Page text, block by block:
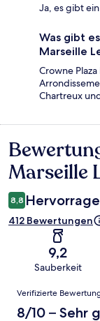
Ja, es gibt
Was gibt
Marseille
Crowne
Chartreux
Marseille
8,8
412 Bewertungen
9,2
Sauberkeit
Verifizierte
8/10 – Sehr